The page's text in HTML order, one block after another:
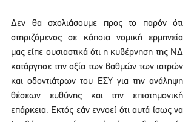
Δεν θα σχολιάσουμε προς το παρόν ότι
στηριζόμενος σε κάποια νομική ερμηνεία
μας είπε ουσιαστικά ότι η κυβέρνηση της ΝΔ
κατάργησε την αξία των βαθμών των ιατρών
και οδοντιάτρων του ΕΣΥ για την ανάληψη
θέσεων ευθύνης και την επιστημονική
επάρκεια. Εκτός εάν εννοεί ότι αυτά ίσως να